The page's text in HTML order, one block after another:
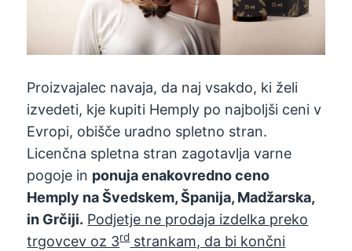
Proizvajalec navaja, da naj vsakdo, ki želi
izvedeti, kje kupiti Hemply po najboljši ceni v
Evropi, obišče uradno spletno stran.
Licenčna spletna stran zagotavlja varne
pogoje in ponuja enakovredno ceno
Hemply na Švedskem, Španija, Madžarska,
in Grčiji. Podjetje ne prodaja izdelka preko
trgovcev oz 3rdstrankam, da bi končni